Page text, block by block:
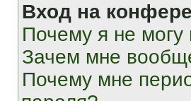
Вход на
Почему я не могу
Зачем мне
Почему мне